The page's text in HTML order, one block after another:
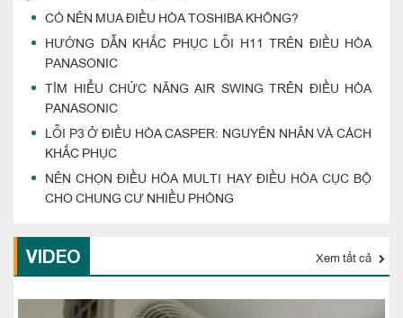
CÓ NÊN MUA ĐIỀU HÒA TOSHIBA KHÔNG?
HƯỚNG DẪN KHẮC PHỤC LỖI H11 TRÊN ĐIỀU HÒA
PANASONIC
TÌM HIỂU CHỨC NĂNG AIR SWING TRÊN ĐIỀU HÒA
PANASONIC
LỖI P3 Ở ĐIỀU HÒA CASPER: NGUYÊN NHÂN VÀ CÁCH
KHẮC PHỤC
NÊN CHỌN ĐIỀU HÒA MULTI HAY ĐIỀU HÒA CỤC BỘ
CHO CHUNG CƯ NHIỀU PHÒNG
VIDEO Xem tất cả